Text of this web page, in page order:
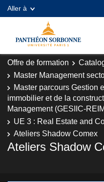
Aller à
Offre de formation
Master Management
Master parcours Gestion
immobilier et de la
Management (GESIIC-
UE 3 : Real Estate and
Ateliers Shadow Comex
Ateliers Shadow